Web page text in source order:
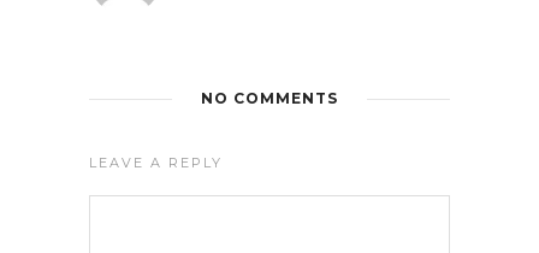
NO COMMENTS
LEAVE A REPLY